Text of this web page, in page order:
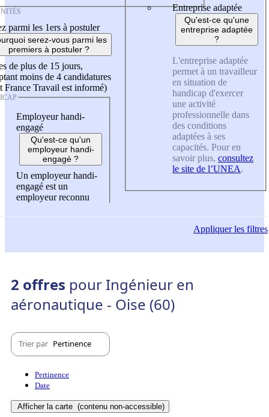
parmi les 1ers à postuler
serez-vous parmi les
premiers à postuler ?
de plus de 15 jours,
moins de 4 candidatures
France Travail est informé)
Employeur handi-
engagé
Qu'est-ce qu'un
employeur handi-
engagé ?
Un employeur handi-
engagé est un
employeur reconnu
Entreprise adaptée
Qu'est-ce qu'une
entreprise adaptée
?
L'entreprise adaptée
permet à un travailleur
en situation de
handicap d'exercer
une activité
professionnelle dans
des conditions
adaptées à ses
capacités. Pour en
savoir plus, consultez
le site de l’UNEA.
Appliquerles filtres
2 offres pour Ingénieur en
aéronautique - Oise (60)
Trier par Pertinence
Pertinence
Date
Afficher la carte (contenu non-accessible)